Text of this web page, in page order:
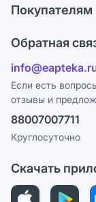
Ответы на
Блог
Карьера
Поставщики
Лицензия
Реклама на
Ваши товары
Покупателям
Программа
Политика
Политика
Этика и
Политика в
Обратная
Если есть
отзывы и
88007007711
Круглосуточно
Скачать